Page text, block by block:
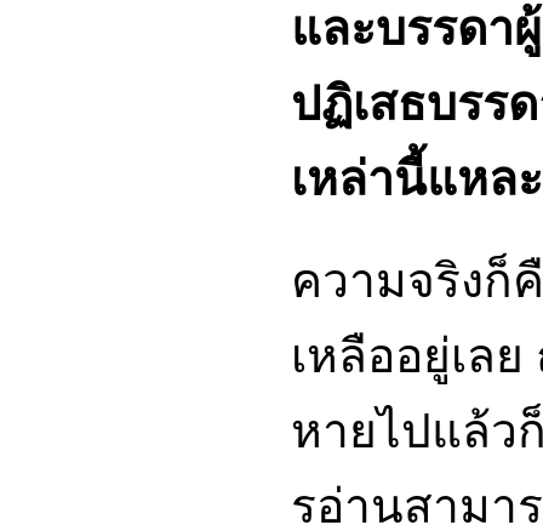
และบรรดา
ปฏิเสธบรร
เหล่านี้แหล
ความจริงก็
เหลืออยู่เล
หายไปแล้ว
รอ่านสามา